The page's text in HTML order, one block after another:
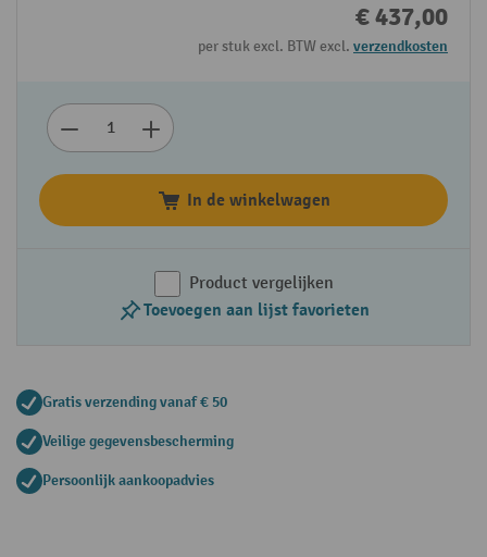
€ 437,00
per stuk excl. BTW excl. verzendkosten
In de winkelwagen
Product vergelijken
Toevoegen aan lijst favorieten
Gratis verzending vanaf € 50
Veilige gegevensbescherming
Persoonlijk aankoopadvies